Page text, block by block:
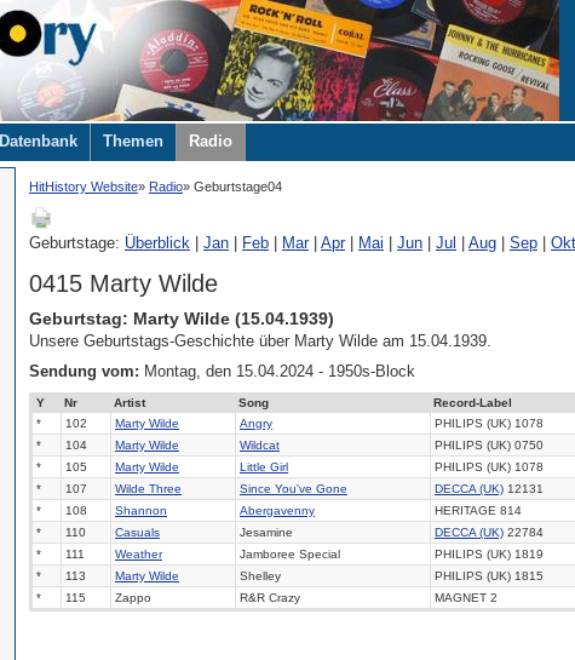
Datenbank Themen Radio
HitHistory Website Radio Geburtstage04
Geburtstage: Überblick Jan Feb Mar| Apr| Mai Jun Jul Aug Sep Okt
0415 Marty Wilde
Geburtstag: Marty Wilde (15.04.1939)
Unsere Geburtstags-Geschichte über Marty Wilde am 15.04.1939.
Sendung vom: Montag, den 15.04.2024 - 1950s-Block
Y Nr Artist Song Record-Label
*
102 Marty Wilde Angry PHILIPS (UK) 1078
*
104 Marty Wilde Wildcat PHILIPS (UK) 0750
*
105 Marty Wilde Little Girl PHILIPS (UK) 1078
*
107 Wilde Three Since You've Gone DECCA (UK) 12131
*
108 Shannon Abergavenny HERITAGE 814
*
110 Casuals Jesamine DECCA (UK) 22784
*
111 Weather Jamboree Special PHILIPS (UK) 1819
*
113 Marty Wilde Shelley PHILIPS (UK) 1815
*
115 Zappo R&R Crazy MAGNET 2